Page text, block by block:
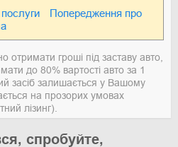
послуги
Попередження про
отримати гроші під заставу авто,
до 80% вартості авто за 1
засіб залишається у Вашому
на прозорих умовах
лізинг).
спробуйте,